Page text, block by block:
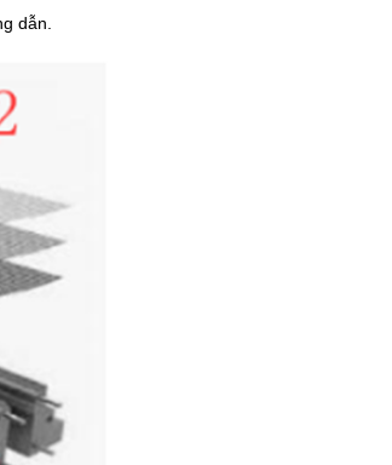
dẫn.